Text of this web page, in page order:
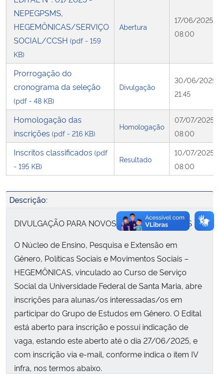
Secretaria-Geral
Gabinete de Segurança Institucional
Advocacia-Geral da União
Banco Central do Brasil
Planalto
NEPEGPSMS,
HEGEMÔNICAS/SERVIÇO
SOCIAL/CCSH (pdf - 159
KB)
Abertura
17/06/2025
08:00
Prorrogação do
cronograma da seleção
(pdf - 48 KB)
Divulgação
30/06/2025
21:45
Homologação das
inscrições (pdf - 216 KB)
Homologação
07/07/2025
08:00
Inscritos classificados (pdf
- 195 KB)
Resultado
10/07/2025
08:00
Descrição:
DIVULGAÇÃO PARA NOVOS/AS PARTICIPANTES
O Núcleo de Ensino, Pesquisa e Extensão em
Gênero, Políticas Sociais e Movimentos Sociais –
HEGEMÔNICAS, vinculado ao Curso de Serviço
Social da Universidade Federal de Santa Maria, abre
inscrições para alunas/os interessadas/os em
participar do Grupo de Estudos em Gênero. O Edital
está aberto para inscrição e possui indicação de
vaga, estando este aberto até o dia 27/06/2025, e
com inscrição via e-mail, conforme indica o item IV
infra, nos termos abaixo.